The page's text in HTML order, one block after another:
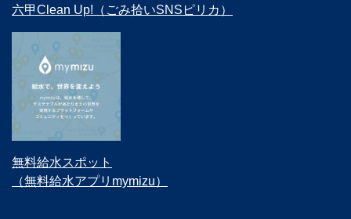
六甲Clean Up!（ごみ拾いSNSピリカ）
無料給水スポット
（無料給水アプリmymizu）